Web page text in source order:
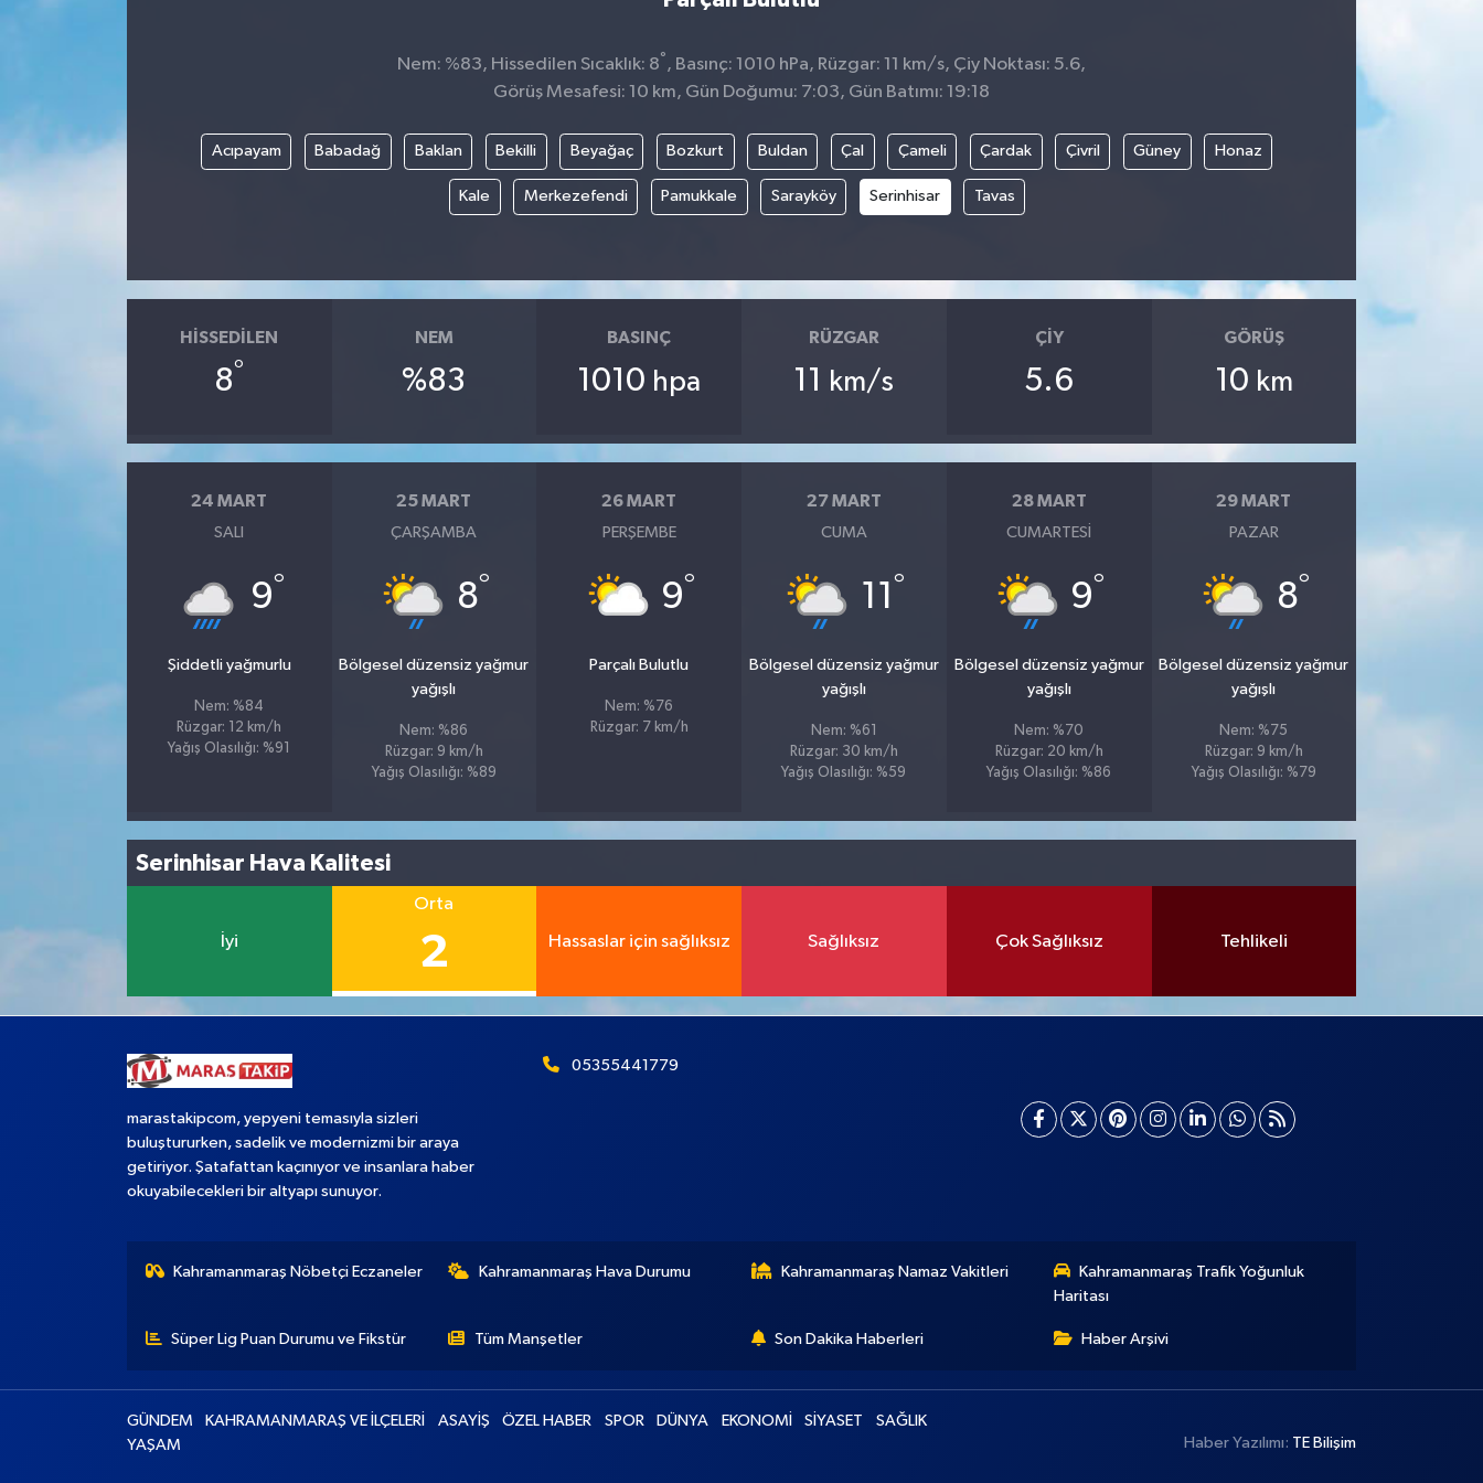
Nem: %83, Hissedilen Sıcaklık: 8° , Basınç: 1010 hPa, Rüzgar: 11 km/s, Çiy Noktası: 5.6,
Görüş Mesafesi: 10 km, Gün Doğumu: 7:03, Gün Batımı: 19:18
Acıpayam Babadağ Baklan Bekilli Beyağaç Bozkurt Buldan Çal Çameli Çardak Çivril Güney Honaz
Kale Merkezefendi Pamukkale Sarayköy Serinhisar Tavas
HISSEDILEN
8°
NEM
%83
BASINÇ
1010 hpa
RÜZGAR
11 km/s
ÇIY
5.6
GÖRÜŞ
10 km
24 MART
SALI
9°
Şiddetli yağmurlu
Nem: %84
Rüzgar: 12 km/h
Yağış Olasılığı: %91
25 MART
ÇARŞAMBA
8°
Bölgesel düzensiz yağmur
yağışlı
Nem: %86
Rüzgar: 9 km/h
Yağış Olasılığı: %89
26 MART
PERŞEMBE
9°
Parçalı Bulutlu
Nem: %76
Rüzgar: 7 km/h
27 MART
CUMA
11 °
Bölgesel düzensiz yağmur
yağışlı
Nem: %61
Rüzgar: 30 km/h
Yağış Olasılığı: %59
28 MART
CUMARTESI
9°
Bölgesel düzensiz yağmur
yağışlı
Nem: %70
Rüzgar: 20 km/h
Yağış Olasılığı: %86
29 MART
PAZAR
8°
Bölgesel düzensiz yağmur
yağışlı
Nem: %75
Rüzgar: 9 km/h
Yağış Olasılığı: %79
Serinhisar Hava Kalitesi
İyi
Orta
2 Hassaslar için sağlıksız Sağlıksız Çok Sağlıksız Tehlikeli
marastakipcom, yepyeni temasıyla sizleri
buluştururken, sadelik ve modernizmi bir araya
getiriyor. Şatafattan kaçınıyor ve insanlara haber
okuyabilecekleri bir altyapı sunuyor.
05355441779
Kahramanmaraş Nöbetçi Eczaneler Kahramanmaraş Hava Durumu Kahramanmaraş Namaz Vakitleri
Kahramanmaraş Trafik Yoğunluk
Haritası
Süper Lig Puan Durumu ve Fikstür Tüm Manşetler Son Dakika Haberleri Haber Arşivi
GÜNDEM KAHRAMANMARAŞ VE İLÇELERİ ASAYİŞ ÖZEL HABER SPOR DÜNYA EKONOMİ SİYASET
SAĞLIK
YAŞAM
Haber Yazılımı: TE Bilişim